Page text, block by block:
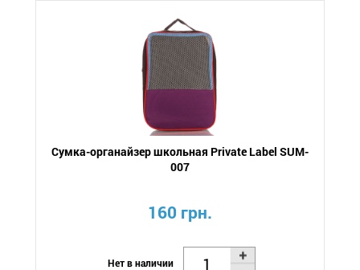
Сумка-органайзер школьная Private Label SUM-
007
160 грн.
Нет в наличии